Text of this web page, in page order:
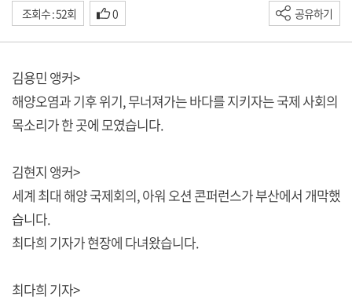
조회수 : 52회 0 공유하기
김용민 앵커>
해양오염과 기후 위기, 무너져가는 바다를 지키자는 국제 사회의
목소리가 한 곳에 모였습니다.
김현지 앵커>
세계 최대 해양 국제회의, 아워 오션 콘퍼런스가 부산에서 개막했
습니다.
최다희 기자가 현장에 다녀왔습니다.
최다희 기자>